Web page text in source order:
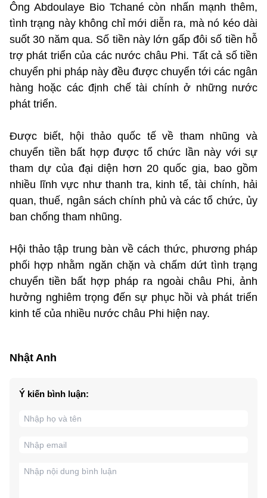
Ông Abdoulaye Bio Tchané còn nhấn mạnh thêm,
tình trạng này không chỉ mới diễn ra, mà nó kéo dài
suốt 30 năm qua. Số tiền này lớn gấp đôi số tiền hỗ
trợ phát triển của các nước châu Phi. Tất cả số tiền
chuyển phi pháp này đều được chuyển tới các ngân
hàng hoặc các định chế tài chính ở những nước
phát triển.
Được biết, hội thảo quốc tế về tham nhũng và
chuyển tiền bất hợp được tổ chức lần này với sự
tham dự của đại diện hơn 20 quốc gia, bao gồm
nhiều lĩnh vực như thanh tra, kinh tế, tài chính, hải
quan, thuế, ngân sách chính phủ và các tổ chức, ủy
ban chống tham nhũng.
Hội thảo tập trung bàn về cách thức, phương pháp
phối hợp nhằm ngăn chặn và chấm dứt tình trạng
chuyển tiền bất hợp pháp ra ngoài châu Phi, ảnh
hưởng nghiêm trọng đến sự phục hồi và phát triển
kinh tế của nhiều nước châu Phi hiện nay.
Nhật Anh
Ý kiến bình luận: